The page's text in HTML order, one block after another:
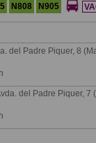
N808 N905
del Padre Piquer, 8
del Padre Piquer, 7